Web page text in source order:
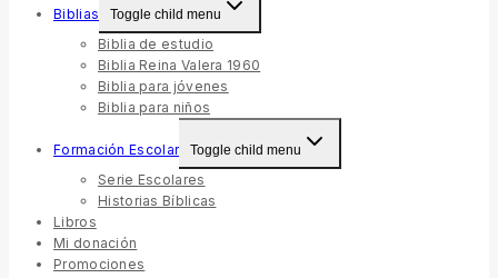
Biblias Toggle child menu
Biblia de estudio
Biblia Reina Valera 1960
Biblia para jóvenes
Biblia para niños
Formación Escolar Toggle child menu
Serie Escolares
Historias Bíblicas
Libros
Mi donación
Promociones